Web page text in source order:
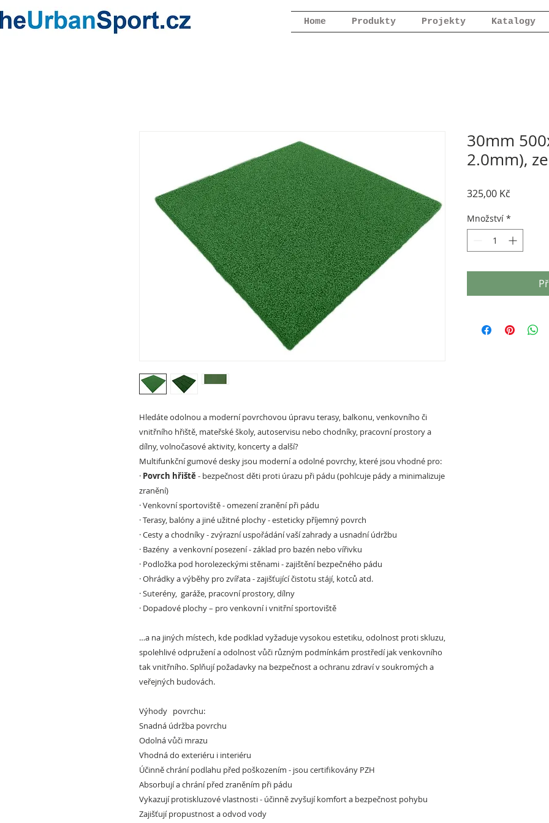
Home Produkty Projekty Katalogy
Hledáte odolnou a moderní povrchovou úpravu terasy, balkonu, venkovního či
vnitřního hřiště, mateřské školy, autoservisu nebo chodníky, pracovní prostory a
dílny, volnočasové aktivity, koncerty a další?
Multifunkční gumové desky jsou moderní a odolné povrchy, které jsou vhodné pro:
· Povrch hřiště- bezpečnost děti proti úrazu při pádu (pohlcuje pády a minimalizuje
zranění)
·Venkovní sportoviště- omezení zranění při pádu
·Terasy, balóny a jiné užitné plochy- esteticky příjemný povrch
·Cesty a chodníky- zvýrazní uspořádání vaší zahrady a usnadní údržbu
· Bazény a venkovní posezení -základ pro bazén nebo vířivku
· Podložka pod horolezeckými stěnami- zajištění bezpečného pádu
·Ohrádky a výběhy pro zvířata- zajišťující čistotu stájí, kotců atd.
·Suterény, garáže, pracovní prostory, dílny
· Dopadové plochy – pro venkovní i vnitřní sportoviště
…a na jiných místech, kde podklad vyžaduje vysokou estetiku, odolnost proti skluzu,
spolehlivé odpružení a odolnost vůči různým podmínkám prostředí jak venkovního
tak vnitřního. Splňují požadavky na bezpečnost a ochranu zdraví v soukromých a
veřejných budovách.
Výhody povrchu:
Snadná údržba povrchu
Odolná vůči mrazu
Vhodná do exteriéru i interiéru
Účinně chrání podlahu před poškozením - jsou certifikovány PZH
Absorbujía chrání před zraněním při pádu
Vykazují protiskluzové vlastnosti - účinně zvyšují komfort a bezpečnost pohybu
Zajišťují propustnost a odvod vody
30mm
2.0mm),
325,00 Kč
Množství *